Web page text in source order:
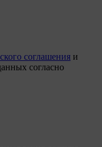
соглашения и
согласно